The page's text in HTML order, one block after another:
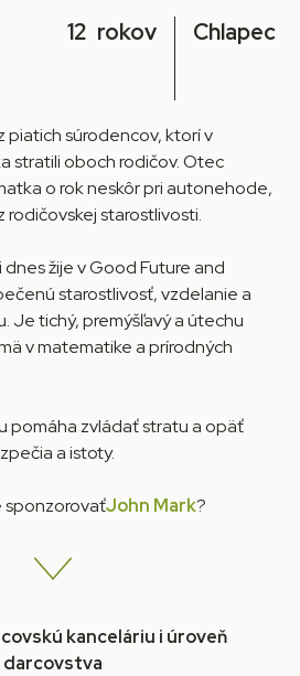
12 rokov Chlapec
piatich súrodencov, ktorí v
stratili oboch rodičov. Otec
o rok neskôr pri autonehode,
starostlivosti.
žije v Good Future and
starostlivosť, vzdelanie a
Je tichý, premýšľavý a útechu
v matematike a prírodných
pomáha zvládať stratu a opäť
a istoty.
sponzorovaťJohn Mark?
kanceláriu i úroveň
darcovstva